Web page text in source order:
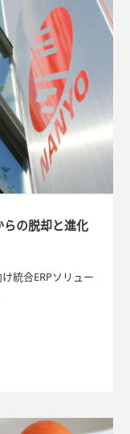
の脱却と進化
統合ERPソリュー